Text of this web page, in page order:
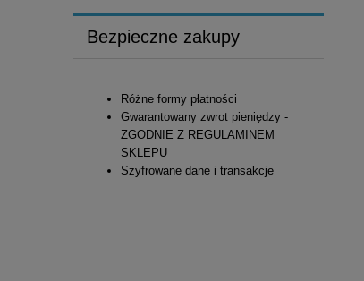
Bezpieczne zakupy
Różne formy płatności
Gwarantowany zwrot pieniędzy -
ZGODNIE Z REGULAMINEM
SKLEPU
Szyfrowane dane i transakcje